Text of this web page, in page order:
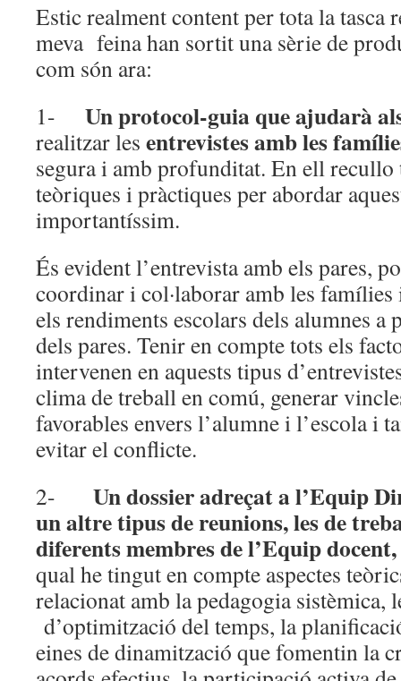
Estic realment content per tota la tasca
meva feina han sortit una sèrie de
com són ara:
1- Un protocol-guiaque ajudarà
realitzar les entrevistes amb les
segura i amb profunditat. En ell recullo
teòriques i pràctiques per abordar
importantíssim.
És evident l’entrevista amb els pares,
coordinar i col·laborar amb les
els rendiments escolars dels alumnes a
dels pares. Tenir en compte tots els
intervenen en aquests tipus
clima de treball en comú, generar
favorables envers l’alumne i l’escola i
evitar el conflicte.
2- Un dossier adreçat a l’Equip
un altre tipus de reunions, les de
diferents membres de l’Equip docent,
qual he tingut en compte aspectes
relacionat amb la pedagogia sistèmica,
d’optimització del temps, la
eines de dinamització que fomentin la